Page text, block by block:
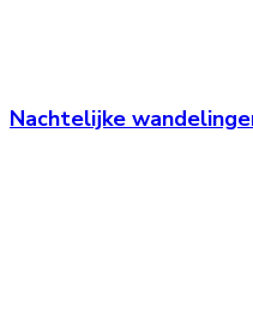
Nachtelijke